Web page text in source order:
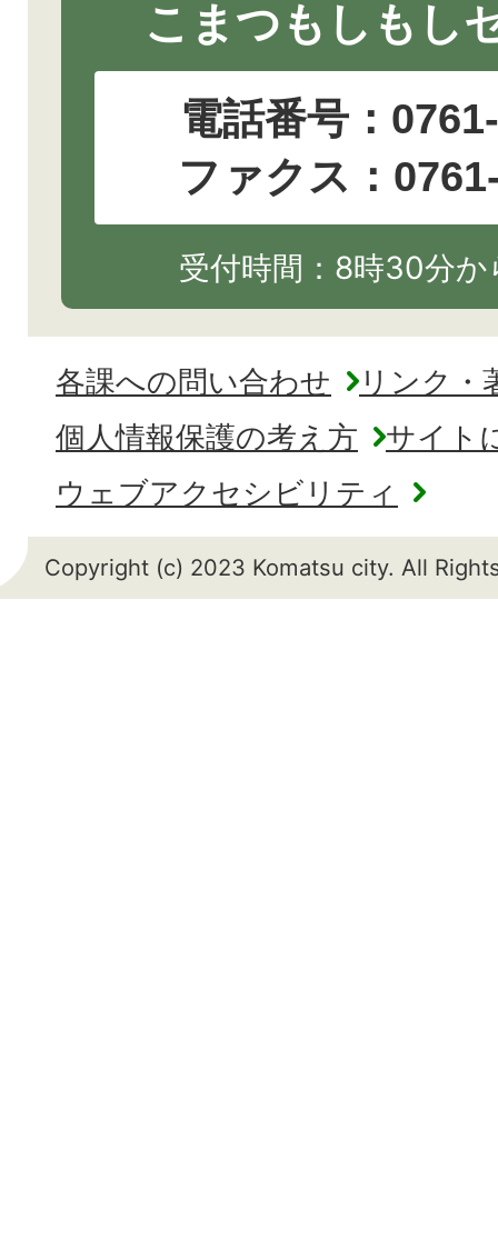
こまつもしもし
電話番号：
ファクス：
受付時間：8時30分
各課への問い合わせ
リンク・
個人情報保護の考え方
サイト
ウェブアクセシビリティ
Copyright (c) 2023 Komatsu city. All